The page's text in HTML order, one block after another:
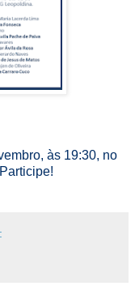
às 19:30, no